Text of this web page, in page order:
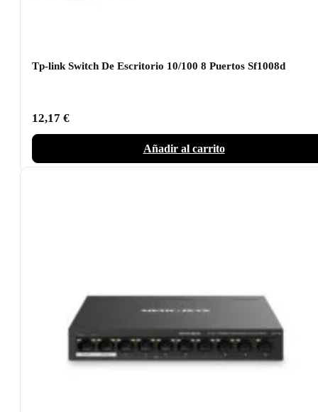
Tp-link Switch De Escritorio 10/100 8 Puertos Sf1008d
12,17 €
Añadir al carrito